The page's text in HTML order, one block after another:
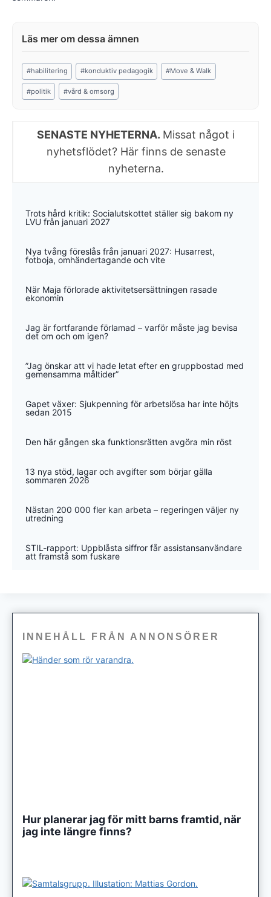
Post
Tags:
#habilitering #konduktiv pedagogik #Move & Walk
#politik #vård & omsorg
SENASTE NYHETERNA. Missat något i
nyhetsflödet? Här finns de senaste
nyheterna.
Trots hård kritik: Socialutskottet ställer sig bakom ny
LVU från januari 2027
Nya tvång föreslås från januari 2027: Husarrest,
fotboja, omhändertagande och vite
När Maja förlorade aktivitetsersättningen rasade
ekonomin
Jag är fortfarande förlamad – varför måste jag bevisa
det om och om igen?
”Jag önskar att vi hade letat efter en gruppbostad med
gemensamma måltider”
Gapet växer: Sjukpenning för arbetslösa har inte höjts
sedan 2015
Den här gången ska funktionsrätten avgöra min röst
13 nya stöd, lagar och avgifter som börjar gälla
sommaren 2026
Nästan 200 000 fler kan arbeta – regeringen väljer ny
utredning
STIL-rapport: Uppblåsta siffror får assistansanvändare
att framstå som fuskare
INNEHÅLL FRÅN ANNONSÖRER
Hur planerar jag för mitt barns framtid, när
jag inte längre finns?